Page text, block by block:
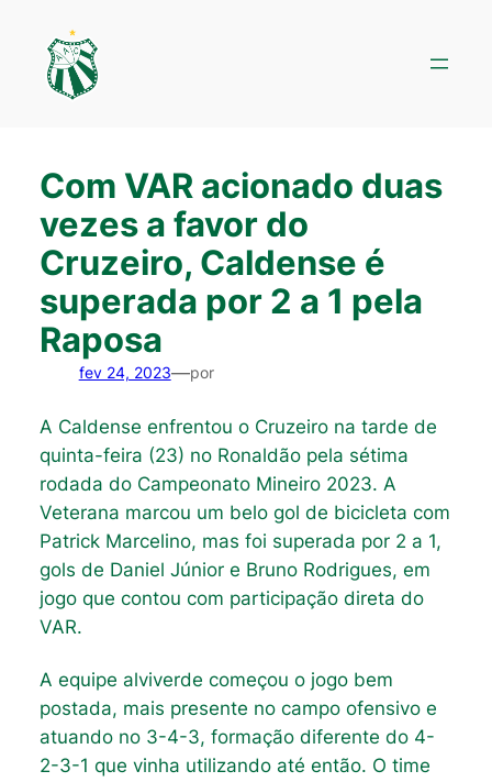
conteúdo
Com VAR acionado duas
vezes a favor do
Cruzeiro, Caldense é
superada por 2 a 1 pela
Raposa
fev 24, 2023—por
A Caldense enfrentou o Cruzeiro na tarde de
quinta-feira (23) no Ronaldão pela sétima
rodada do Campeonato Mineiro 2023. A
Veterana marcou um belo gol de bicicleta com
Patrick Marcelino, mas foi superada por 2 a 1,
gols de Daniel Júnior e Bruno Rodrigues, em
jogo que contou com participação direta do
VAR.
A equipe alviverde começou o jogo bem
postada, mais presente no campo ofensivo e
atuando no 3-4-3, formação diferente do 4-
2-3-1 que vinha utilizando até então. O time